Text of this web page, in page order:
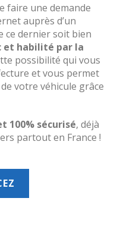
faire une demande
auprès d’un
ce dernier soit bien
et habilité par la
possibilité qui vous
et vous permet
votre véhicule grâce
100% sécurisé, déjà
partout en France !